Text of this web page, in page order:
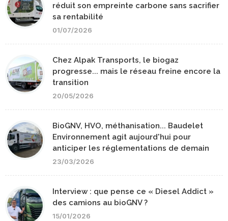
réduit son empreinte carbone sans sacrifier
sa rentabilité
01/07/2026
Chez Alpak Transports, le biogaz
progresse... mais le réseau freine encore la
transition
20/05/2026
BioGNV, HVO, méthanisation... Baudelet
Environnement agit aujourd'hui pour
anticiper les réglementations de demain
23/03/2026
Interview : que pense ce « Diesel Addict »
des camions au bioGNV ?
15/01/2026